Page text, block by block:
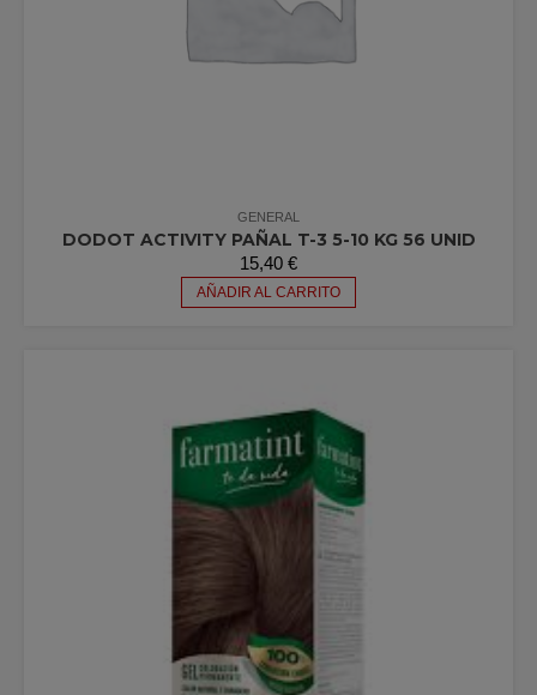
GENERAL
DODOT ACTIVITY PAÑAL T-3 5-10 KG 56 UNID
15,40 €
AÑADIR AL CARRITO